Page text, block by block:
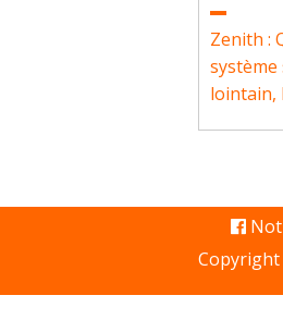
Zenith :
lointain,